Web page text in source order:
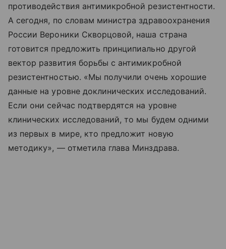
противодействия антимикробной резистентности.
А сегодня, по словам министра здравоохранения
России Вероники Скворцовой, наша страна
готовится предложить принципиально другой
вектор развития борьбы с антимикробной
резистентностью. «Мы получили очень хорошие
данные на уровне доклинических исследований.
Если они сейчас подтвердятся на уровне
клинических исследований, то мы будем одними
из первых в мире, кто предложит новую
методику», — отметила глава Минздрава.